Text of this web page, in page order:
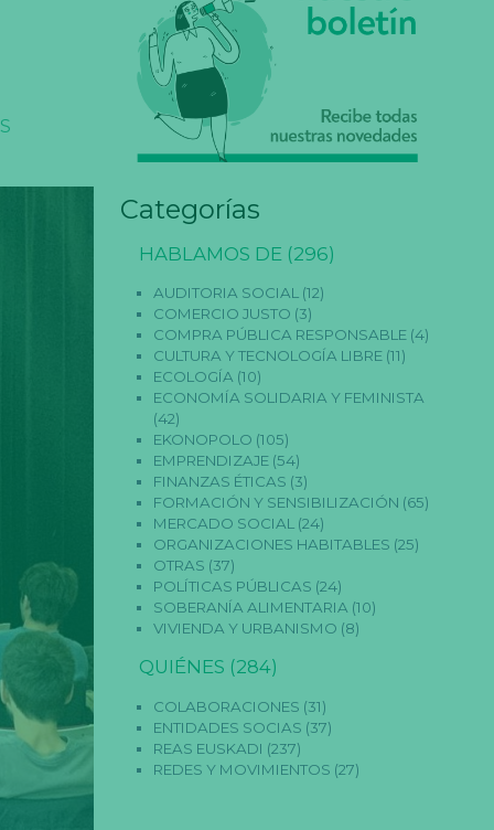
Categorías
HABLAMOS DE (296)
AUDITORIA SOCIAL (12)
COMERCIO JUSTO (3)
COMPRA PÚBLICA RESPONSABLE (4)
CULTURA Y TECNOLOGÍA LIBRE (11)
ECOLOGÍA (10)
ECONOMÍA SOLIDARIA Y FEMINISTA
(42)
EKONOPOLO (105)
EMPRENDIZAJE (54)
FINANZAS ÉTICAS (3)
FORMACIÓN Y SENSIBILIZACIÓN (65)
MERCADO SOCIAL (24)
ORGANIZACIONES HABITABLES (25)
OTRAS (37)
POLÍTICAS PÚBLICAS (24)
SOBERANÍA ALIMENTARIA (10)
VIVIENDA Y URBANISMO (8)
QUIÉNES (284)
COLABORACIONES (31)
ENTIDADES SOCIAS (37)
REAS EUSKADI (237)
REDES Y MOVIMIENTOS (27)